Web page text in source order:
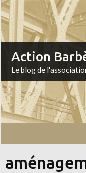
Action
Le blog de